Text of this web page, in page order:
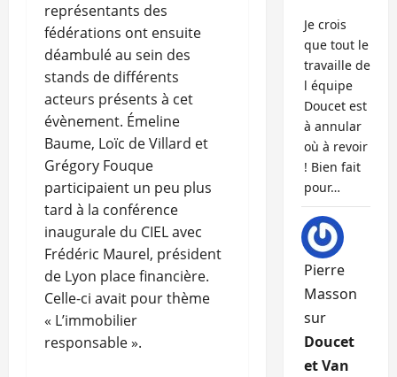
représentants des
fédérations ont ensuite
déambulé au sein des
stands de différents
acteurs présents à cet
évènement. Émeline
Baume, Loïc de Villard et
Grégory Fouque
participaient un peu plus
tard à la conférence
inaugurale du CIEL avec
Frédéric Maurel, président
de Lyon place financière.
Celle-ci avait pour thème
« L’immobilier
responsable ».
Je crois
que tout le
travaille de
l équipe
Doucet est
à annular
où à revoir
! Bien fait
pour…
Pierre
Masson
sur
Doucet
et Van